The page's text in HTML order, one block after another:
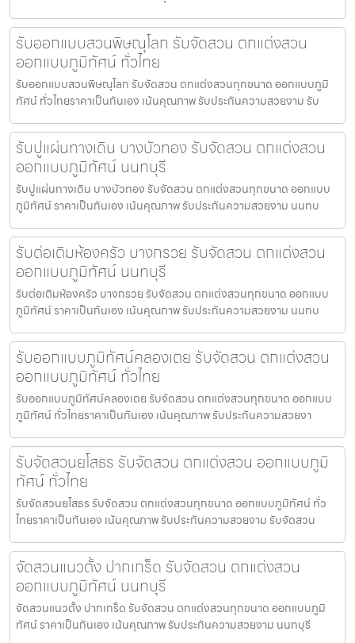
รับออกแบบสวนพิษณุโลก รับจัดสวน ตกแต่งสวน
ออกแบบภูมิทัศน์ ทั่วไทย
รับออกแบบสวนพิษณุโลก รับจัดสวน ตกแต่งสวนทุกขนาด ออกแบบภูมิ
ทัศน์ ทั่วไทยราคาเป็นกันเอง เน้นคุณภาพ รับประกันความสวยงาม รับ
รับปูแผ่นทางเดิน บางบัวทอง รับจัดสวน ตกแต่งสวน
ออกแบบภูมิทัศน์ นนทบุรี
รับปูแผ่นทางเดิน บางบัวทอง รับจัดสวน ตกแต่งสวนทุกขนาด ออกแบบ
ภูมิทัศน์ ราคาเป็นกันเอง เน้นคุณภาพ รับประกันความสวยงาม นนทบ
รับต่อเติมห้องครัว บางกรวย รับจัดสวน ตกแต่งสวน
ออกแบบภูมิทัศน์ นนทบุรี
รับต่อเติมห้องครัว บางกรวย รับจัดสวน ตกแต่งสวนทุกขนาด ออกแบบ
ภูมิทัศน์ ราคาเป็นกันเอง เน้นคุณภาพ รับประกันความสวยงาม นนทบ
รับออกแบบภูมิทัศน์คลองเตย รับจัดสวน ตกแต่งสวน
ออกแบบภูมิทัศน์ ทั่วไทย
รับออกแบบภูมิทัศน์คลองเตย รับจัดสวน ตกแต่งสวนทุกขนาด ออกแบบ
ภูมิทัศน์ ทั่วไทยราคาเป็นกันเอง เน้นคุณภาพ รับประกันความสวยงา
รับจัดสวนยโสธร รับจัดสวน ตกแต่งสวน ออกแบบภูมิ
ทัศน์ ทั่วไทย
รับจัดสวนยโสธร รับจัดสวน ตกแต่งสวนทุกขนาด ออกแบบภูมิทัศน์ ทั่ว
ไทยราคาเป็นกันเอง เน้นคุณภาพ รับประกันความสวยงาม รับจัดสวน
จัดสวนแนวตั้ง ปากเกร็ด รับจัดสวน ตกแต่งสวน
ออกแบบภูมิทัศน์ นนทบุรี
จัดสวนแนวตั้ง ปากเกร็ด รับจัดสวน ตกแต่งสวนทุกขนาด ออกแบบภูมิ
ทัศน์ ราคาเป็นกันเอง เน้นคุณภาพ รับประกันความสวยงาม นนทบุรี